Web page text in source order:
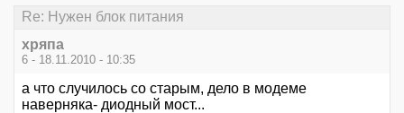
Re: Нужен блок питания
хряпа
6 - 18.11.2010 - 10:35
а что случилось со старым, дело в модеме
наверняка- диодный мост...